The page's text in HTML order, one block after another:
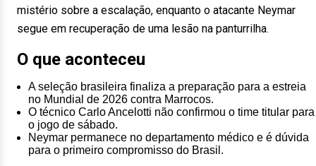
mistério sobre a escalação, enquanto o atacante Neymar
segue em recuperação de uma lesão na panturrilha.
O que aconteceu
A seleção brasileira finaliza a preparação para a estreia
no Mundial de 2026 contra Marrocos.
O técnico Carlo Ancelotti não confirmou o time titular para
o jogo de sábado.
Neymar permanece no departamento médico e é dúvida
para o primeiro compromisso do Brasil.